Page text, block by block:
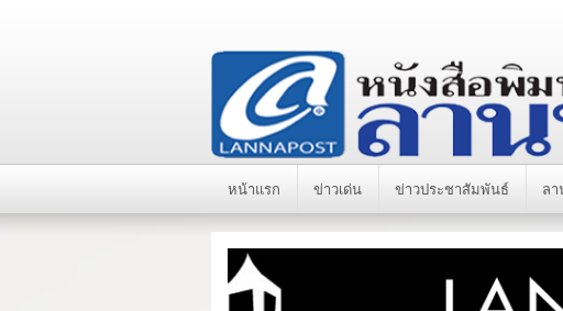
หน้าแรก ข่าวเด่น ข่าวประชาสัมพันธ์ ล